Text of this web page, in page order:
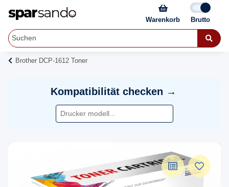
Warenkorb
Brother DCP-1612 Toner
Kompatibilität checken →